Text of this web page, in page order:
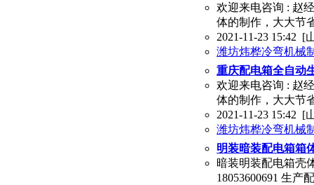
欢迎来电咨询 : 赵
体的制作，大大节
2021-11-23 15:42 [
潍坊炜桦冷弯机械
重庆配电箱全自动
欢迎来电咨询 : 赵
体的制作，大大节
2021-11-23 15:42 [
潍坊炜桦冷弯机械
明装暗装配电箱箱
暗装明装配电箱壳
18053600691 生产